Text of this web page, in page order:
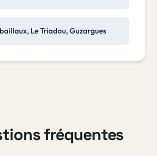
Le Triadou, Guzargues
fréquentes